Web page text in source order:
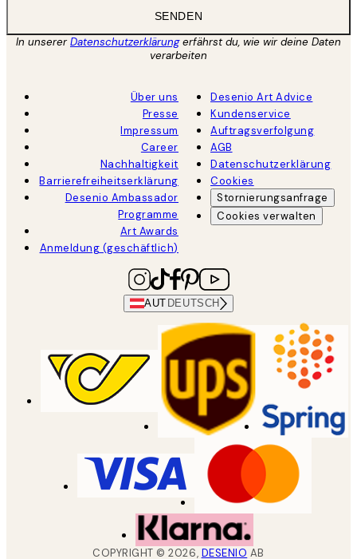
SENDEN
In unsererDatenschutzerklärungerfährst du, wie wir deine Daten
verarbeiten
Über uns
Presse
Impressum
Career
Nachhaltigkeit
Barrierefreiheitserklärung
Desenio Ambassador
Programme
Art Awards
Anmeldung (geschäftlich)
Desenio Art Advice
Kundenservice
Auftragsverfolgung
AGB
Datenschutzerklärung
Cookies
Stornierungsanfrage
Cookies verwalten
AUT DEUTSCH
COPYRIGHT ©2026, DESENIO AB